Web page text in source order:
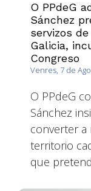
O PPdeG
Sánchez
servizos
Galicia,
Congreso
Venres, 7 de
O PPdeG
Sánchez
converter a
territorio
que